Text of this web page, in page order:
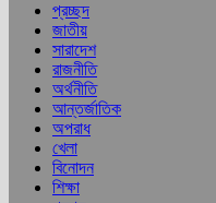
প্রচ্ছদ
জাতীয়
সারাদেশ
রাজনীতি
অর্থনীতি
আন্তর্জাতিক
অপরাধ
খেলা
বিনোদন
শিক্ষা